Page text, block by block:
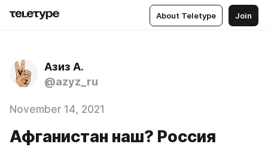
About Teletype Join
Азиз А.
@azyz_ru
November 14, 2021
Афганистан наш? Россия